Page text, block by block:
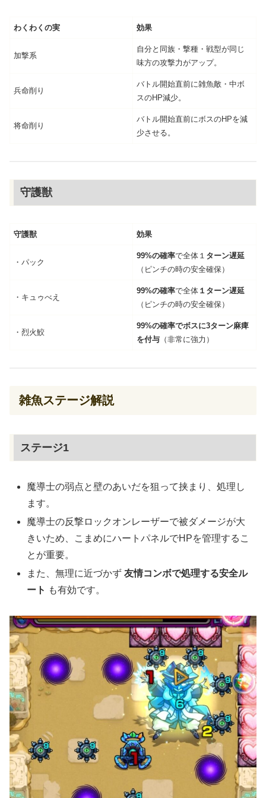
わくわくの実 効果
加撃系
自分と同族・撃種・戦型が同じ
味方の攻撃力がアップ。
兵命削り
バトル開始直前に雑魚敵・中ボ
スのHP減少。
将命削り
バトル開始直前にボスのHPを減
少させる。
守護獣
守護獣 効果
・パック
99%の確率で全体１ ターン遅延
（ピンチの時の安全確保）
・キュゥべえ
99%の確率で全体 １ターン遅延
（ピンチの時の安全確保）
・烈火鮫
99%の確率でボスに3ターン麻痺
を付与 （非常に強力）
雑魚ステージ解説
ステージ1
魔導士の弱点と壁のあいだを狙って挟まり、処理し
ます。
魔導士の反撃ロックオンレーザーで被ダメージが大
きいため、こまめにハートパネルでHPを管理するこ
とが重要。
また、無理に近づかず友情コンボで処理する安全ル
ート も有効です。